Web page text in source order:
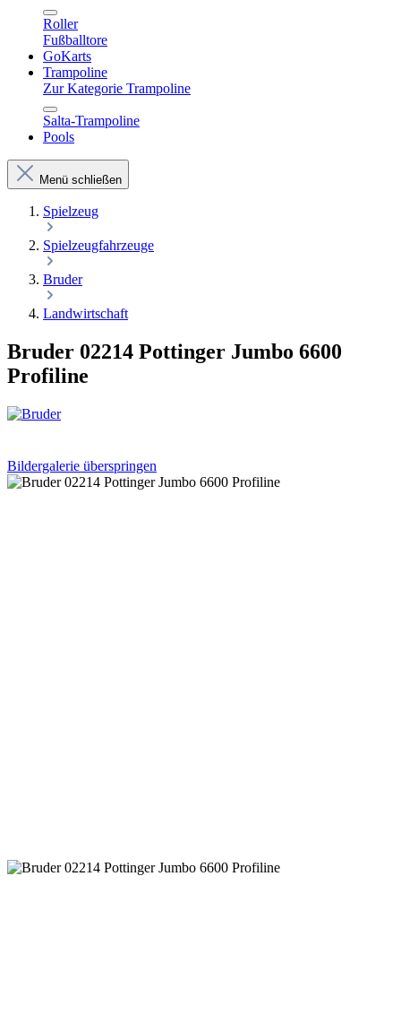
Roller
Fußballtore
GoKarts
Trampoline
Zur Kategorie Trampoline
Salta-Trampoline
Pools
Menü schließen
Spielzeug
Spielzeugfahrzeuge
Bruder
Landwirtschaft
Bruder 02214 Pottinger Jumbo 6600
Profiline
Bildergalerie überspringen